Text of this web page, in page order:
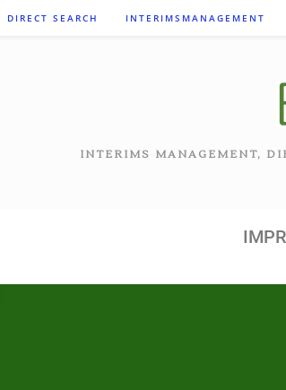
DIRECT SEARCH INTERIMSMANAGEMENT
INTERIMS MANAGEMENT,